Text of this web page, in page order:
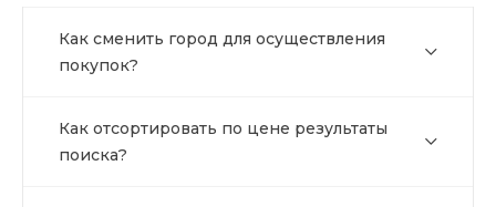
Как сменить город для осуществления
покупок?
Как отсортировать по цене результаты
поиска?